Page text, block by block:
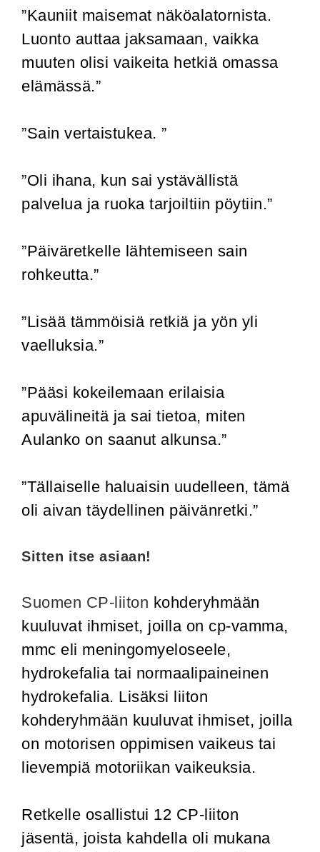
”Kauniit maisemat näköalatornista.
Luonto auttaa jaksamaan, vaikka
muuten olisi vaikeita hetkiä omassa
elämässä.”
”Sain vertaistukea. ”
”Oli ihana, kun sai ystävällistä
palvelua ja ruoka tarjoiltiin pöytiin.”
”Päiväretkelle lähtemiseen sain
rohkeutta.”
”Lisää tämmöisiä retkiä ja yön yli
vaelluksia.”
”Pääsi kokeilemaan erilaisia
apuvälineitä ja sai tietoa, miten
Aulanko on saanut alkunsa.”
”Tällaiselle haluaisin uudelleen, tämä
oli aivan täydellinen päivänretki.”
Sitten itse asiaan!
Suomen CP-liiton kohderyhmään
kuuluvat ihmiset, joilla on cp-vamma,
mmc eli meningomyeloseele,
hydrokefalia tai normaalipaineinen
hydrokefalia. Lisäksi liiton
kohderyhmään kuuluvat ihmiset, joilla
on motorisen oppimisen vaikeus tai
lievempiä motoriikan vaikeuksia.
Retkelle osallistui 12 CP-liiton
jäsentä, joista kahdella oli mukana